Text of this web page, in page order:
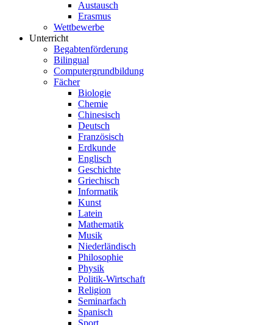
Austausch
Erasmus
Wettbewerbe
Unterricht
Begabtenförderung
Bilingual
Computergrundbildung
Fächer
Biologie
Chemie
Chinesisch
Deutsch
Französisch
Erdkunde
Englisch
Geschichte
Griechisch
Informatik
Kunst
Latein
Mathematik
Musik
Niederländisch
Philosophie
Physik
Politik-Wirtschaft
Religion
Seminarfach
Spanisch
Sport